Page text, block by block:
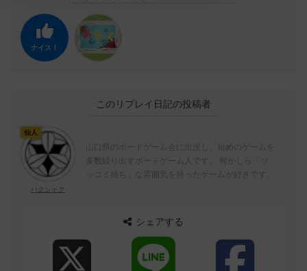
ナイス！
このリプレイ日記の投稿者
仙人
ハクシャク
山口県のボードゲーム会に出没し、短めのゲームを
多数繰り出すボードゲーム人です。 何かしら「ツ
ッコミ待ち」な雰囲気を持ったゲームが好きです。
シェアする